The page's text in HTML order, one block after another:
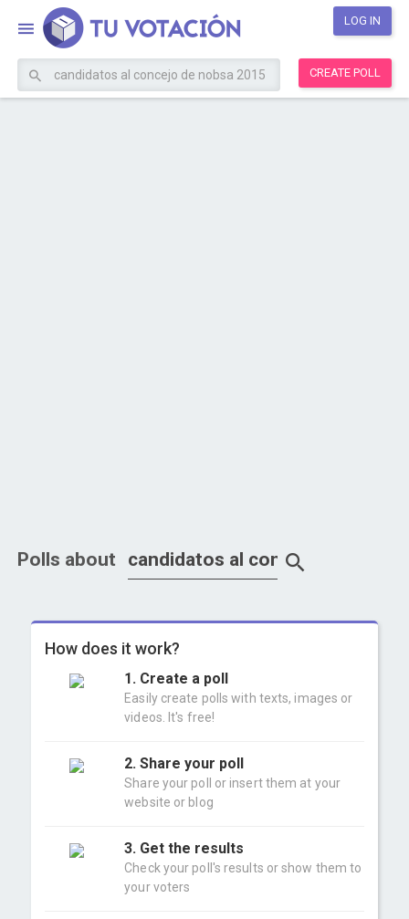
LOG IN
CREATE POLL
Polls about
How does it work?
1. Create a poll
Easily create polls with texts, images or
videos. It's free!
2. Share your poll
Share your poll or insert them at your
website or blog
3. Get the results
Check your poll's results or show them to
your voters